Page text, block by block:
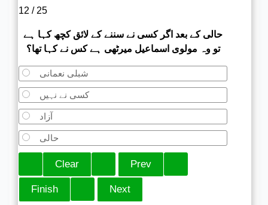
12 / 25
حالی کے بعد اگر کسی نے سننے کے لائق کچھ کہا ہے
تو وہ مولوی اسماعیل میرٹھی ہے کس نے کہا تھا؟
شبلی نعمانی
کسی نے نہیں
آزاد
حالی